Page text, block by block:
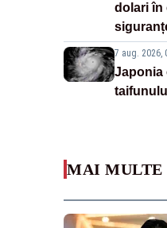
dolari în
7 aug. 2026,
Japonia
MAI MULTE